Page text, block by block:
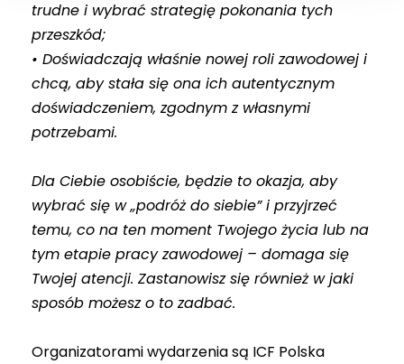
trudne i wybrać strategię pokonania tych
przeszkód;
• Doświadczają właśnie nowej roli zawodowej i
chcą, aby stała się ona ich autentycznym
doświadczeniem, zgodnym z własnymi
potrzebami.
Dla Ciebie osobiście, będzie to okazja, aby
wybrać się w „podróż do siebie” i przyjrzeć
temu, co na ten moment Twojego życia lub na
tym etapie pracy zawodowej – domaga się
Twojej atencji. Zastanowisz się również w jaki
sposób możesz o to zadbać.
Organizatorami wydarzenia są ICF Polska